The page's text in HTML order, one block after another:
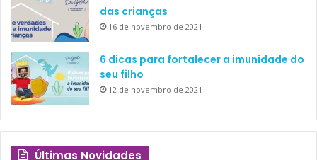
Sociedade Brasileira de Pediatria publicou em 2014 um
documento a respeito do diagnóstico e suplementação de
vitamina D em crianças e estabelece como necessária a
suplementação no primeiro ano de vida de 400 UI/diae
dos 12 aos 24 meses de 600 UI/dia, bem como quando os
níveis de vitamina D sérica estiverem abaixo de 20 mg/ml.
sociedade.
das crianças
16 de novembro de 2021
6 dicas para fortalecer a imunidade do
seu filho
12 de novembro de 2021
Últimas Novidades